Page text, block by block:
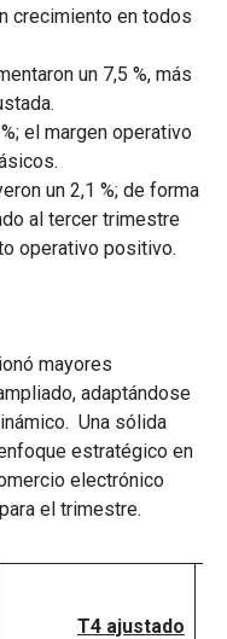
crecimiento en todos
un 7,5 %, más
el margen operativo
un 2,1 %; de forma
al tercer trimestre
operativo positivo.
mayores
adaptándose
Una sólida
estratégico en
electrónico
el trimestre.
T4 ajustado